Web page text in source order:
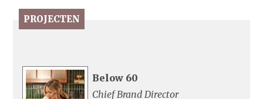
PROJECTEN
Below 60
Chief Brand Director